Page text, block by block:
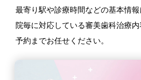
最寄り駅や診療時間などの基本情
院毎に対応している審美歯科治療
予約までお任せください。